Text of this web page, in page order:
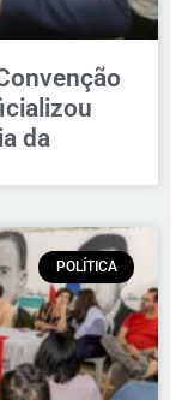
da
POLÍTICA